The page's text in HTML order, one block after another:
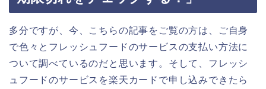
多分ですが、今、こちらの記事をご覧の方は、ご自身
で色々とフレッシュフードのサービスの支払い方法に
ついて調べているのだと思います。そして、フレッシ
ュフードのサービスを楽天カードで申し込みできたら